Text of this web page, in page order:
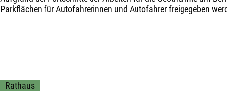
Parkflächen für Autofahrerinnen und Autofahrer freigegeben
Rathaus